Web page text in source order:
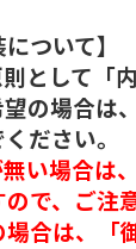
ついて】
として「
の場合は
ださい。
い場合は
で、ご注
合は、「